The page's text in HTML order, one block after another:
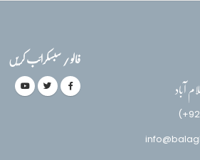
فالو / سبسکرائب کریں